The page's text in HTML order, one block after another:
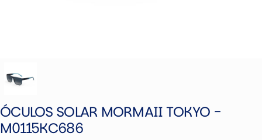
ÓCULOS SOLAR MORMAII TOKYO -
M0115KC686